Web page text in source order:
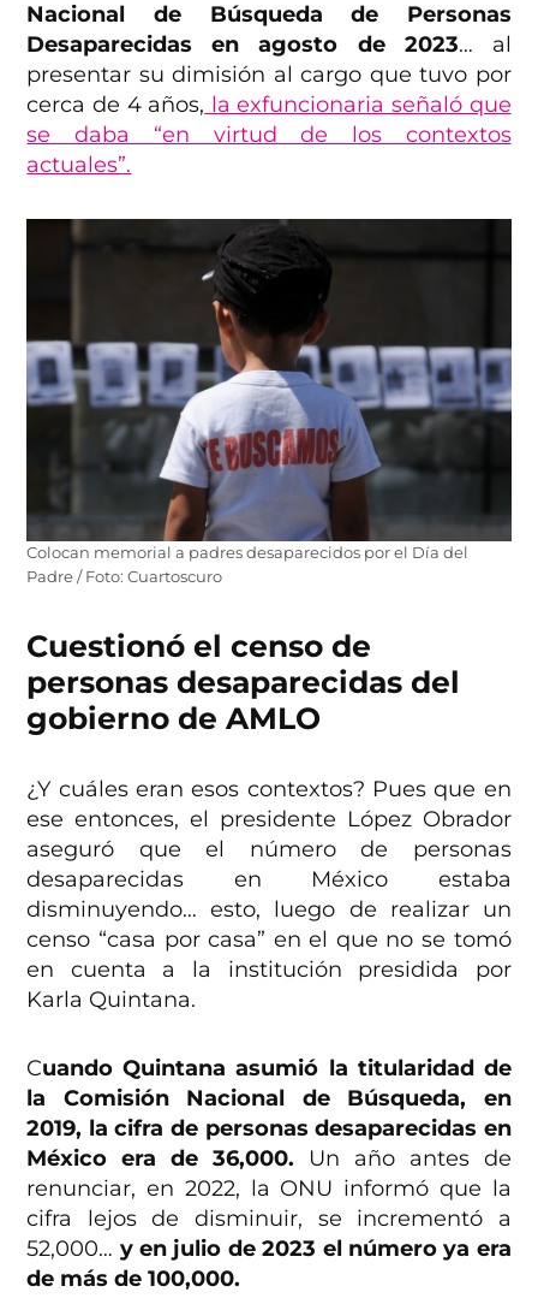
Nacional de Búsqueda de Personas
Desaparecidas en agosto de 2023… al
presentar su dimisión al cargo que tuvo por
cerca de 4 años, la exfuncionaria señaló que
se daba “en virtud de los contextos
actuales”.
Colocan memorial a padres desaparecidos por el Día del
Padre / Foto: Cuartoscuro
Cuestionó el censo de
personas desaparecidas del
gobierno de AMLO
¿Y cuáles eran esos contextos? Pues que en
ese entonces, el presidente López Obrador
aseguró que el número de personas
desaparecidas en México estaba
disminuyendo… esto, luego de realizar un
censo “casa por casa” en el que no se tomó
en cuenta a la institución presidida por
Karla Quintana.
Cuando Quintana asumió la titularidad de
la Comisión Nacional de Búsqueda, en
2019, la cifra de personas desaparecidas en
México era de 36,000. Un año antes de
renunciar, en 2022, la ONU informó que la
cifra lejos de disminuir, se incrementó a
52,000… y en julio de 2023 el número ya era
de más de 100,000.